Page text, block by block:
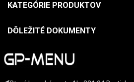
KATEGÓRIE PRODUKTOV
DÔLEŽITÉ DOKUMENTY